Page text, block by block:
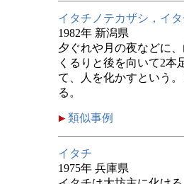
イタチノテカザシ，イ
1982年 新潟県
夕ぐれや月の夜などに
くるりと後を向いて2本
て、人を化かすという
る。
類似事例
イタチ
1975年 兵庫県